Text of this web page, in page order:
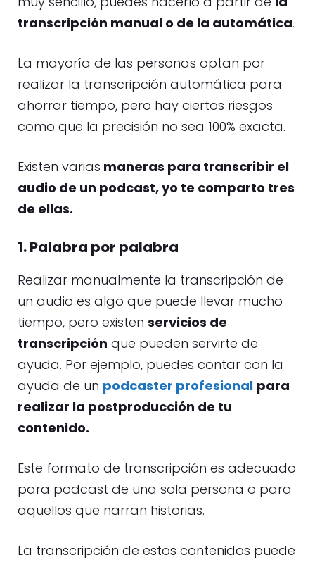
transcripción manual o de la automática.
La mayoría de las personas optan por
realizar la transcripción automática para
ahorrar tiempo, pero hay ciertos riesgos
como que la precisión no sea 100% exacta.
Existen varias maneras para transcribir el
audio de un podcast, yo te comparto tres
de ellas.
1. Palabra por palabra
Realizar manualmente la transcripción de
un audio es algo que puede llevar mucho
tiempo, pero existen servicios de
transcripción que pueden servirte de
ayuda. Por ejemplo, puedes contar con la
ayuda de un podcaster profesional para
realizar la postproducción de tu
contenido.
Este formato de transcripción es adecuado
para podcast de una sola persona o para
aquellos que narran historias.
La transcripción de estos contenidos puede